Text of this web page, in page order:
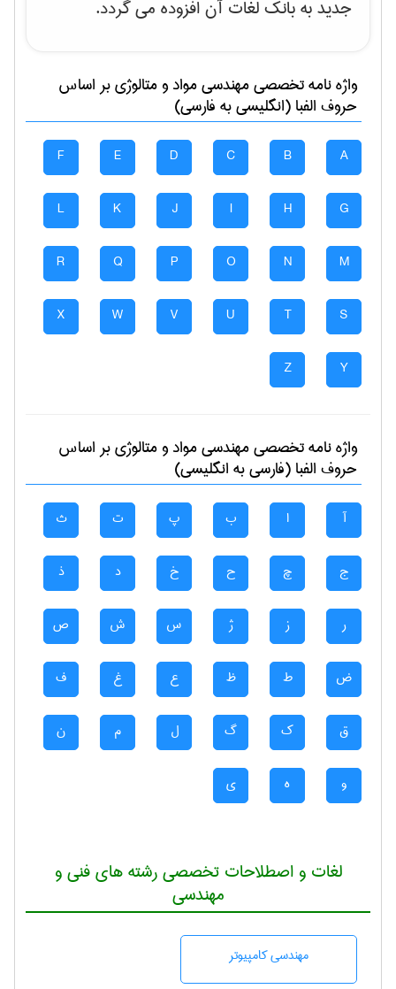
جدید به بانک لغات آن افزوده می گردد.
واژه نامه تخصصیمهندسی مواد و متالوژیبر اساس
حروف الفبا (انگلیسی به فارسی)
A
B
C
D
E
F
G
H
I
J
K
L
M
N
O
P
Q
R
S
T
U
V
W
X
Y
Z
واژه نامه تخصصیمهندسی مواد و متالوژیبر اساس
حروف الفبا (فارسی به انگلیسی)
آ ا ب پ ت ث
ج چ ح خ د ذ
ر ز ژ س ش ص
ض ط ظ ع غ ف
ق ک گ ل م ن
و ه ی
لغات و اصطلاحات تخصصی رشته های فنی و
مهندسی
مهندسی كامپيوتر